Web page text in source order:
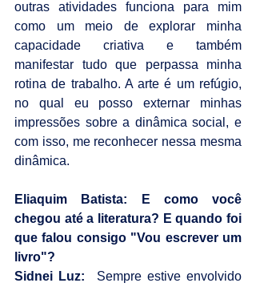
outras atividades funciona para mim
como um meio de explorar minha
capacidade criativa e também
manifestar tudo que perpassa minha
rotina de trabalho. A arte é um refúgio,
no qual eu posso externar minhas
impressões sobre a dinâmica social, e
com isso, me reconhecer nessa mesma
dinâmica.
Eliaquim Batista: E como você
chegou até a literatura? E quando foi
que falou consigo "Vou escrever um
livro"?
Sidnei Luz:
  Sempre estive envolvido